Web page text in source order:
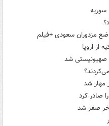
سوریه
مزدوران سعودی +فیلم
از اروپا
صهیونیستی شد
مهار شد
صادر کرد
صفر شد